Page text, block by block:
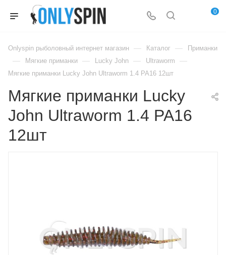
0
Onlyspin рыболовный интернет магазин — Каталог — Приманки
— Мягкие приманки — Lucky John — Ultraworm —
Мягкие приманки Lucky John Ultraworm 1.4 PA16 12шт
Мягкие приманки Lucky
John Ultraworm 1.4 PA16
12шт